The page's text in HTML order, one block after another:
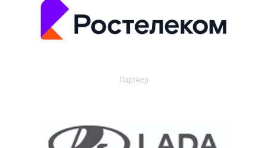
Партнер